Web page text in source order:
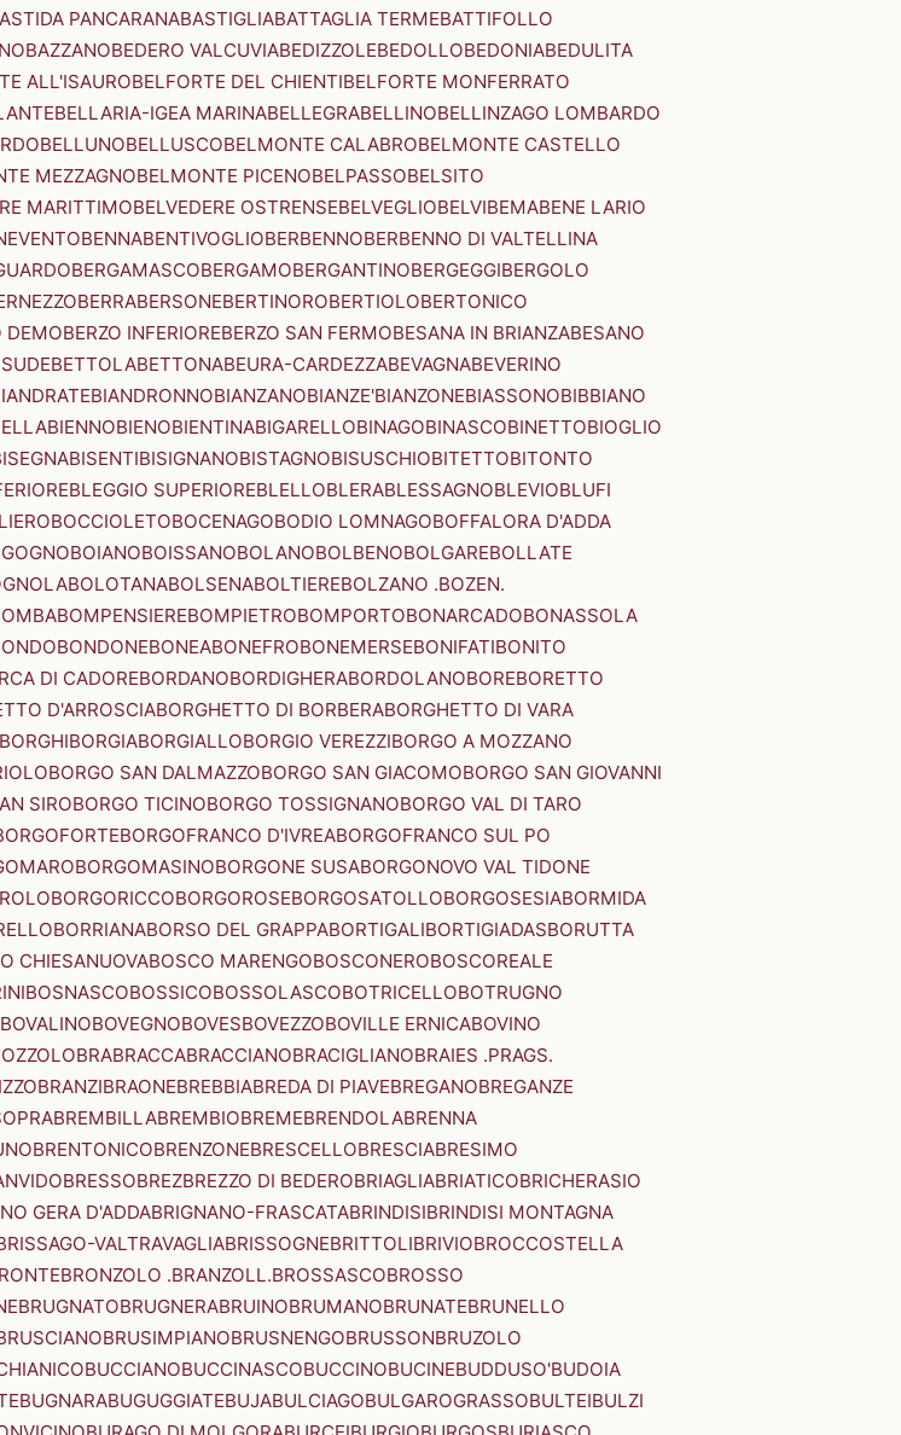
PANCARANABASTIGLIABATTAGLIA TERMEBATTIFOLLO
BAZZANOBEDERO VALCUVIABEDIZZOLEBEDOLLOBEDONIABEDULITA
ALL'ISAUROBELFORTE DEL CHIENTIBELFORTE MONFERRATO
BELLARIA-IGEA MARINABELLEGRABELLINOBELLINZAGO LOMBARDO
BELLUNOBELLUSCOBELMONTE CALABROBELMONTE CASTELLO
MEZZAGNOBELMONTE PICENOBELPASSOBELSITO
MARITTIMOBELVEDERE OSTRENSEBELVEGLIOBELVIBEMABENE LARIO
BENNABENTIVOGLIOBERBENNOBERBENNO DI VALTELLINA
BERGAMASCOBERGAMOBERGANTINOBERGEGGIBERGOLO
BERRABERSONEBERTINOROBERTIOLOBERTONICO
DEMOBERZO INFERIOREBERZO SAN FERMOBESANA IN BRIANZABESANO
BETTOLABETTONABEURA-CARDEZZABEVAGNABEVERINO
BIANDRONNOBIANZANOBIANZE'BIANZONEBIASSONOBIBBIANO
BIENNOBIENOBIENTINABIGARELLOBINAGOBINASCOBINETTOBIOGLIO
BISENTIBISIGNANOBISTAGNOBISUSCHIOBITETTOBITONTO
BLEGGIO SUPERIOREBLELLOBLERABLESSAGNOBLEVIOBLUFI
BOCCIOLETOBOCENAGOBODIO LOMNAGOBOFFALORA D'ADDA
BOIANOBOISSANOBOLANOBOLBENOBOLGAREBOLLATE
BOLOTANABOLSENABOLTIEREBOLZANO .BOZEN.
BOMPENSIEREBOMPIETROBOMPORTOBONARCADOBONASSOLA
BONDONEBONEABONEFROBONEMERSEBONIFATIBONITO
DI CADOREBORDANOBORDIGHERABORDOLANOBOREBORETTO
D'ARROSCIABORGHETTO DI BORBERABORGHETTO DI VARA
BORGHIBORGIABORGIALLOBORGIO VEREZZIBORGO A MOZZANO
BORGO SAN DALMAZZOBORGO SAN GIACOMOBORGO SAN GIOVANNI
SIROBORGO TICINOBORGO TOSSIGNANOBORGO VAL DI TARO
BORGOFRANCO D'IVREABORGOFRANCO SUL PO
BORGOMASINOBORGONE SUSABORGONOVO VAL TIDONE
BORGORICCOBORGOROSEBORGOSATOLLOBORGOSESIABORMIDA
BORRIANABORSO DEL GRAPPABORTIGALIBORTIGIADASBORUTTA
CHIESANUOVABOSCO MARENGOBOSCONEROBOSCOREALE
BOSNASCOBOSSICOBOSSOLASCOBOTRICELLOBOTRUGNO
BOVALINOBOVEGNOBOVESBOVEZZOBOVILLE ERNICABOVINO
BRABRACCABRACCIANOBRACIGLIANOBRAIES .PRAGS.
BRANZIBRAONEBREBBIABREDA DI PIAVEBREGANOBREGANZE
BREMBILLABREMBIOBREMEBRENDOLABRENNA
BRENTONICOBRENZONEBRESCELLOBRESCIABRESIMO
BRESSOBREZBREZZO DI BEDEROBRIAGLIABRIATICOBRICHERASIO
GERA D'ADDABRIGNANO-FRASCATABRINDISIBRINDISI MONTAGNA
VALTRAVAGLIABRISSOGNEBRITTOLIBRIVIOBROCCOSTELLA
BRONZOLO .BRANZOLL.BROSSASCOBROSSO
BRUGNATOBRUGNERABRUINOBRUMANOBRUNATEBRUNELLO
BRUSIMPIANOBRUSNENGOBRUSSONBRUZOLO
BUCCIANOBUCCINASCOBUCCINOBUCINEBUDDUSO'BUDOIA
BUGNARABUGUGGIATEBUJABULCIAGOBULGAROGRASSOBULTEIBULZI